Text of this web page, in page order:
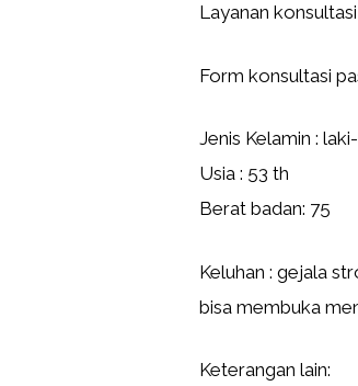
Layanan
Form konsultasi
Jenis Kelamin :
Usia : 53 th
Berat badan: 75
Keluhan : gejala
bisa membuka
Keterangan lain: